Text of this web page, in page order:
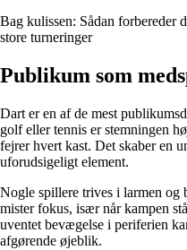
Bag kulissen: Sådan forbereder
store turneringer
Publikum som
Dart er en af de mest
golf eller tennis er stemningen
fejrer hvert kast. Det skaber en
uforudsigeligt element.
Nogle spillere trives i larmen og
mister fokus, især når kampen
uventet bevægelse i periferien
afgørende øjeblik.